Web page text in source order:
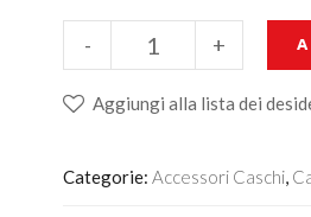
+
-
Aggiungi alla lista dei
Categorie: Accessori Caschi